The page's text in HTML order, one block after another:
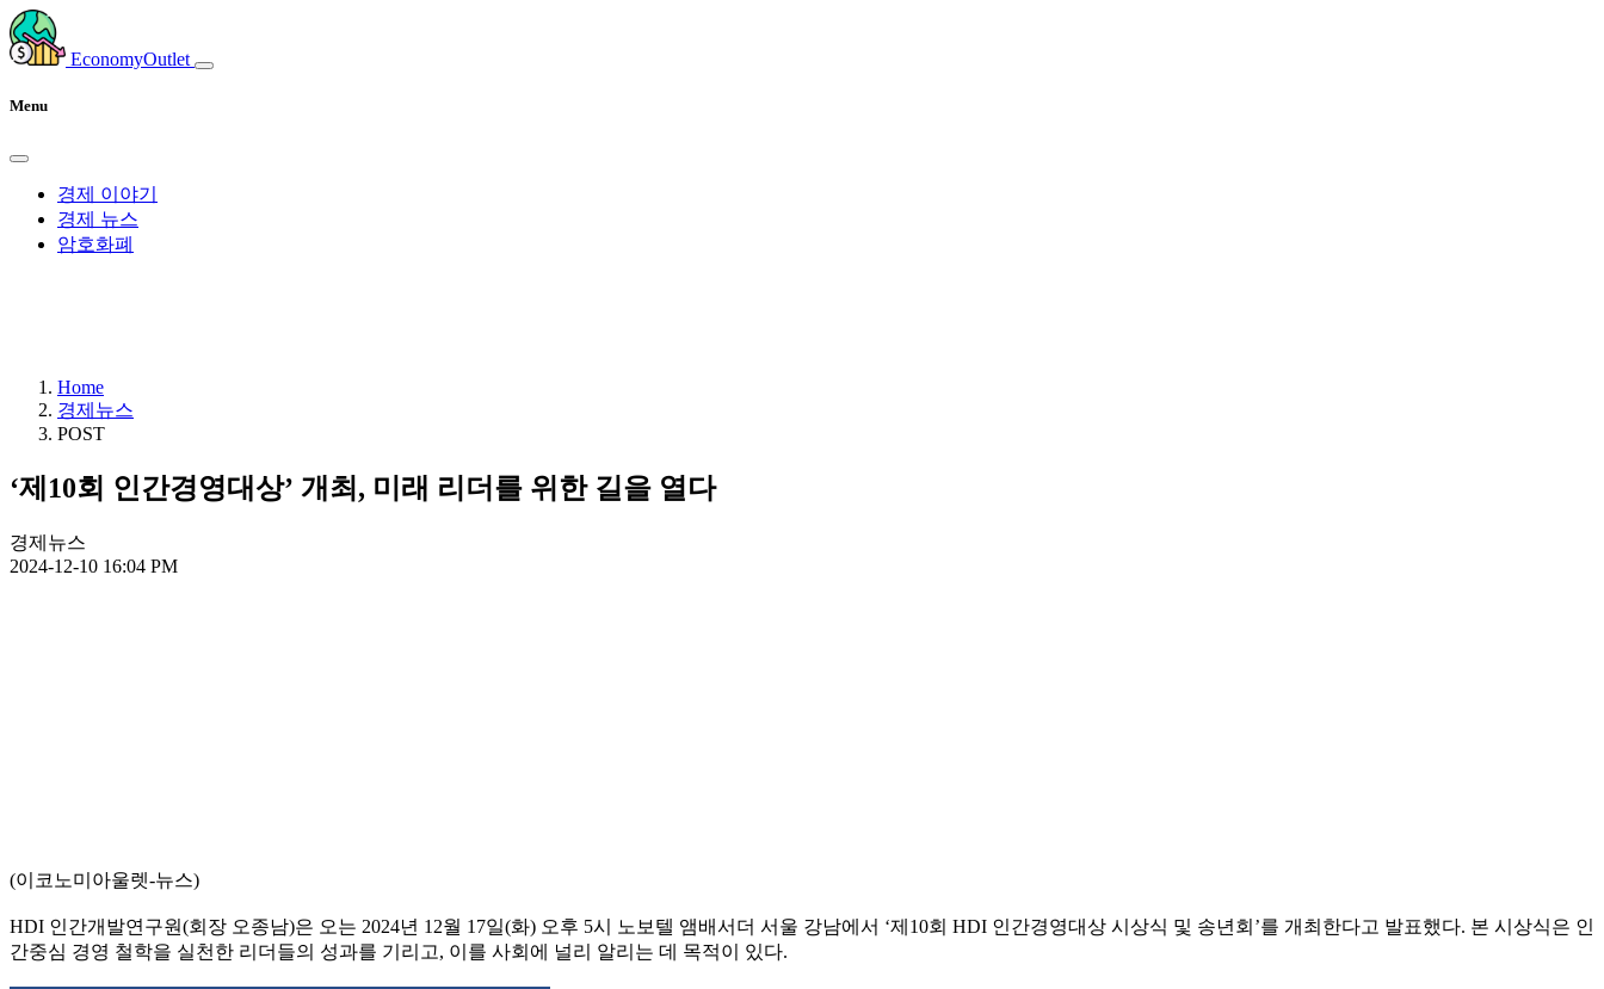
EconomyOutlet
Menu
경제 이야기
경제 뉴스
암호화폐
Home
경제뉴스
POST
‘제10회 인간경영대상’ 개최, 미래 리더를 위한 길을 열다
경제뉴스
2024-12-10 16:04 PM
(이코노미아울렛-뉴스)
HDI 인간개발연구원(회장 오종남)은 오는 2024년 12월 17일(화) 오후 5시 노보텔 앰배서더 서울 강남에서 ‘제10회 HDI 인간경영대상 시상식 및 송년회’를 개최한다고 발표했다. 본 시상식은 인
간중심 경영 철학을 실천한 리더들의 성과를 기리고, 이를 사회에 널리 알리는 데 목적이 있다.